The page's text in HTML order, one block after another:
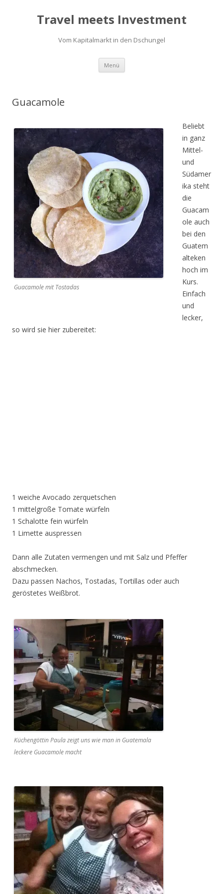
Travel meets Investment
Vom Kapitalmarkt in den Dschungel
Menü Springe
Inhalt
Guacamole
Guacamole mit Tostadas
Beliebt
in ganz
Mittel-
und
Südamer
ika steht
die
Guacam
ole auch
bei den
Guatem
alteken
hoch im
Kurs.
Einfach
und
lecker,
so wird sie hier zubereitet:
1 weiche Avocado zerquetschen
1 mittelgroße Tomate würfeln
1 Schalotte fein würfeln
1 Limette auspressen
Dann alle Zutaten vermengen und mit Salz und Pfeffer
abschmecken.
Dazu passen Nachos, Tostadas, Tortillas oder auch
geröstetes Weißbrot.
Küchengöttin Paula zeigt uns wie man in Guatemala
leckere Guacamole macht